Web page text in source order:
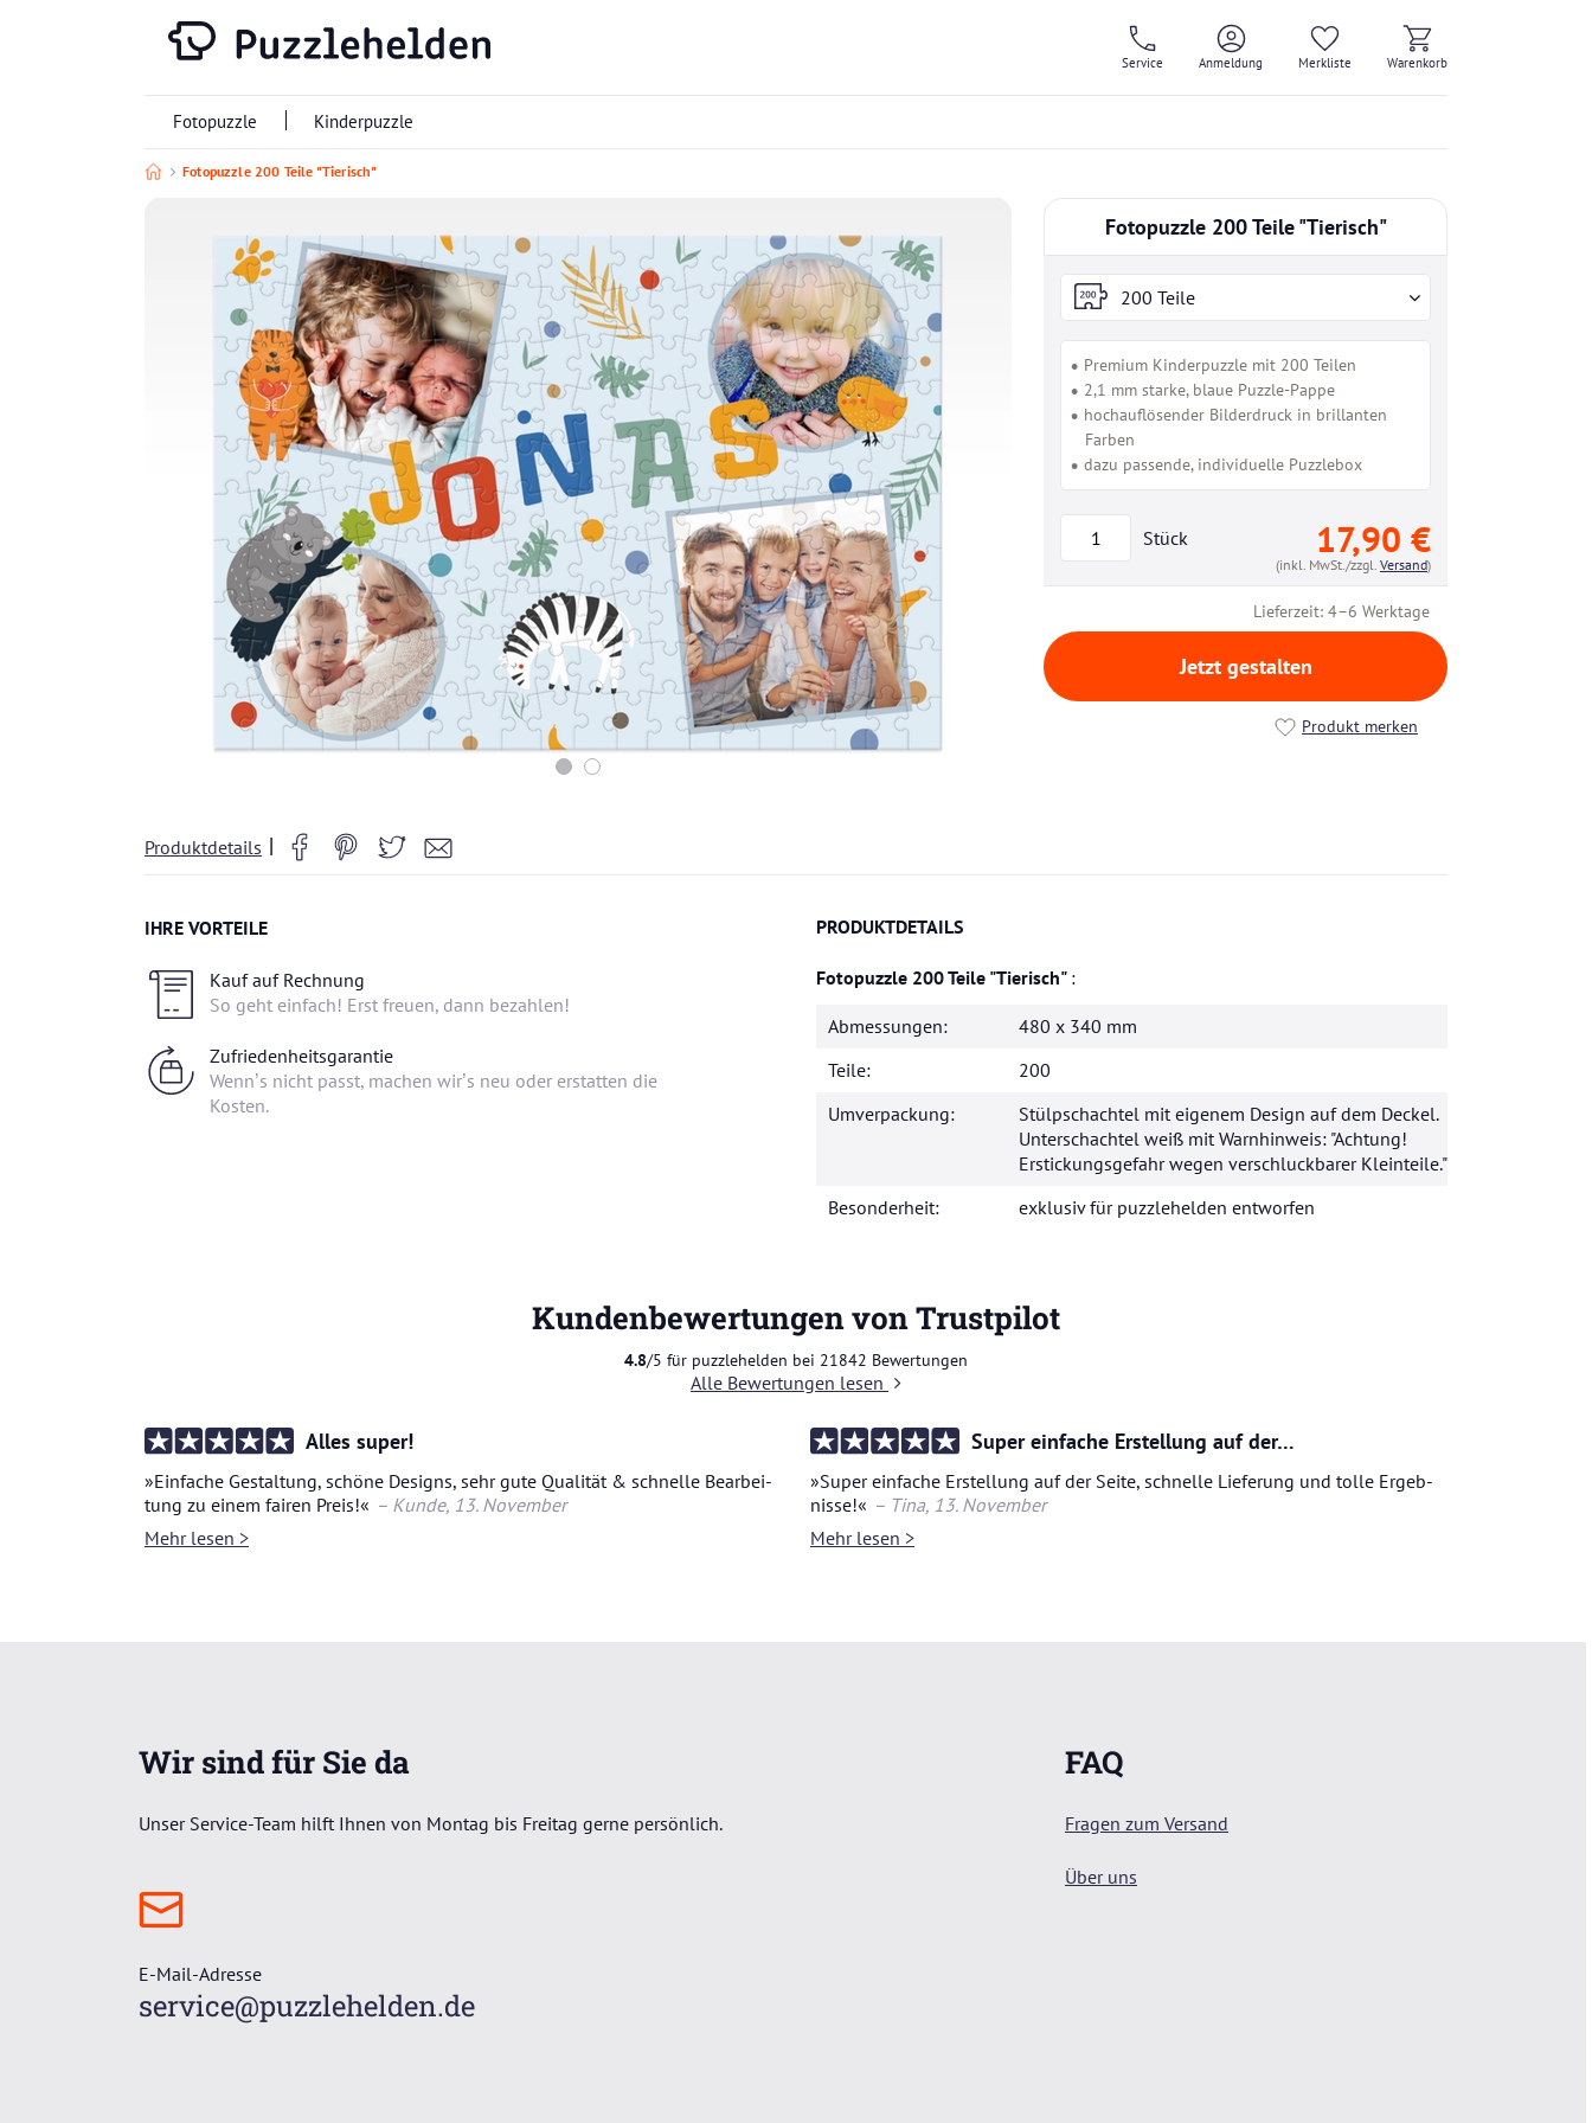
Service Anmeldung Merkliste Warenkorb
Fotopuzzle Kinderpuzzle
Fotopuzzle 200 Teile "Tierisch"
Fotopuzzle 200 Teile "Tierisch"
200 Teile
Premium Kinderpuzzle mit 200 Teilen
2,1 mm starke, blaue Puzzle-Pappe
hochauflösender Bilderdruck in brillanten
Farben
dazu passende, individuelle Puzzlebox
Stück 17,90 €
(inkl. MwSt./zzgl. Versand)
Lieferzeit: 4–6 Werktage
Jetzt gestalten
Produkt merken
Produktdetails |
IHRE VORTEILE
Kauf auf Rechnung
So geht einfach! Erst freuen, dann bezahlen!
Zufriedenheitsgarantie
Wenn’s nicht passt, machen wir’s neu oder erstatten die
Kosten.
PRODUKTDETAILS
Fotopuzzle 200 Teile "Tierisch"
Abmessungen:
480 x 340 mm
Teile:
200
Umverpackung:
Stülpschachtel mit eigenem Design auf dem Deckel.
Unterschachtel weiß mit Warnhinweis: "Achtung!
Erstickungsgefahr wegen verschluckbarer Kleinteile."
Besonderheit:
exklusiv für puzzlehelden entworfen
Kundenbewertungen von Trustpilot
4.8/5 für puzzlehelden bei 21842 Bewertungen
Alle Bewertungen lesen
Alles super!
»Ein­fa­che Ge­stal­tung, schö­ne De­signs, sehr gute Qua­li­tät & schnel­le Be­ar­bei­
tung zu einem fai­ren Preis!« – Kunde, 13. No­vem­ber
Mehr lesen >
Super einfache Erstellung auf der…
»Super ein­fa­che Er­stel­lung auf der Seite, schnel­le Lie­fe­rung und tolle Er­geb­
nis­se!« – Tina, 13. No­vem­ber
Mehr lesen >
FAQ
Fragen zum Versand
Über uns
Wir sind für Sie da
Unser Service-Team hilft Ihnen von Montag bis Freitag gerne persönlich.
E-Mail-Adresse
service@puzzlehelden.de